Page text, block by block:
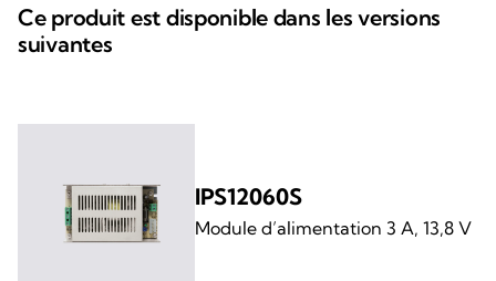
Ce produit est disponible dans les versions
suivantes
IPS12060S
Module d’alimentation 3 A, 13,8 V